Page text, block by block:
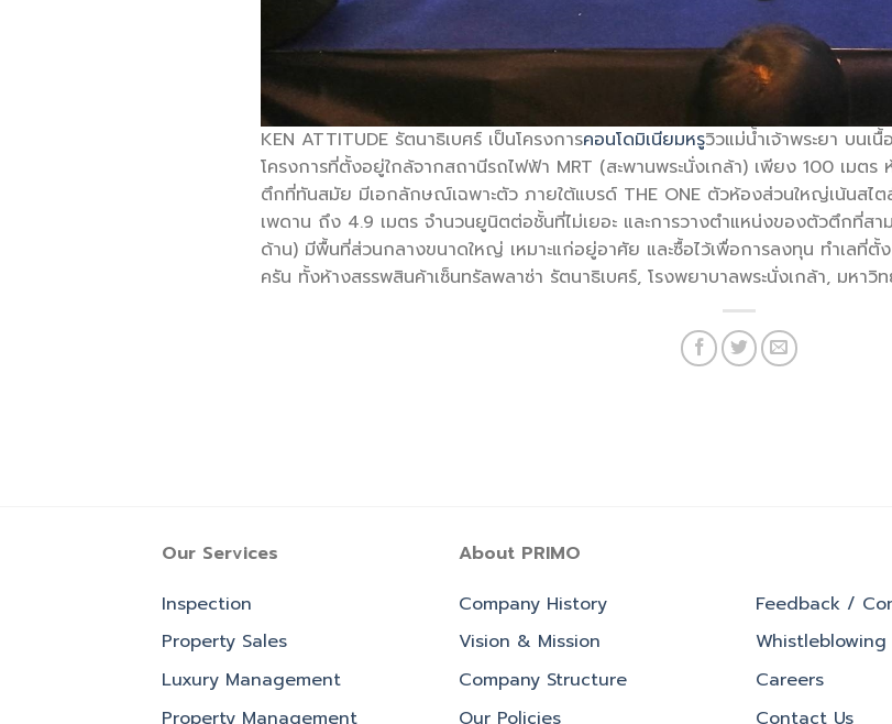
KEN ATTITUDE รัตนาธิเบศร์ เป็นโครงการคอนโดมิเนียมหรูวิวแม่น้ำเจ้าพระยา บน
โครงการที่ตั้งอยู่ใกล้จากสถานีรถไฟฟ้า MRT (สะพานพระนั่งเกล้า) เพียง 100 เม
ตึกที่ทันสมัย มีเอกลักษณ์เฉพาะตัว ภายใต้แบรด์ THE ONE ตัวห้องส่วนใหญ่เน้นสไ
เพดาน ถึง 4.9 เมตร จำนวนยูนิตต่อชั้นที่ไม่เยอะ และการวางตำแหน่งของตัวตึกที่สา
ด้าน) มีพื้นที่ส่วนกลางขนาดใหญ่ เหมาะแก่อยู่อาศัย และซื้อไว้เพื่อการลงทุน ทำเลที่
ครัน ทั้งห้างสรรพสินค้าเซ็นทรัลพลาซ่า รัตนาธิเบศร์, โรงพยาบาลพระนั่งเกล้า, มหา
Our Services
Inspection
Property Sales
Luxury Management
Property Management
About PRIMO
Company History
Vision & Mission
Company Structure
Our Policies
Feedback /
Whistleblowing
Careers
Contact Us